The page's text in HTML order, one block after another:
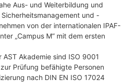
Aus- und Weiterbildung und
und -
von der internationalen IPAF-
„Campus M“ mit dem ersten
Akademie sind ISO 9001
Prüfung befähigte Personen
nach DIN EN ISO 17024